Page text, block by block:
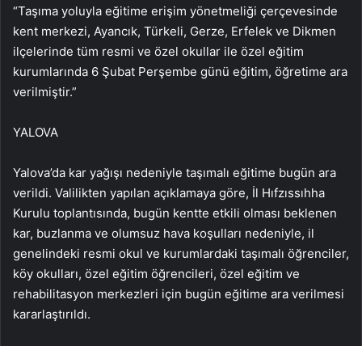
“Taşıma yoluyla eğitime erişim yönetmeliği çerçevesinde
kent merkezi, Ayancık, Türkeli, Gerze, Erfelek ve Dikmen
ilçelerinde tüm resmi ve özel okullar ile özel eğitim
kurumlarında 6 Şubat Perşembe günü eğitim, öğretime ara
verilmiştir.”
YALOVA
Yalova’da kar yağışı nedeniyle taşımalı eğitime bugün ara
verildi. Valilikten yapılan açıklamaya göre, İl Hıfzıssıhha
Kurulu toplantısında, bugün kentte etkili olması beklenen
kar, buzlanma ve olumsuz hava koşulları nedeniyle, il
genelindeki resmi okul ve kurumlardaki taşımalı öğrenciler,
köy okulları, özel eğitim öğrencileri, özel eğitim ve
rehabilitasyon merkezleri için bugün eğitime ara verilmesi
kararlaştırıldı.